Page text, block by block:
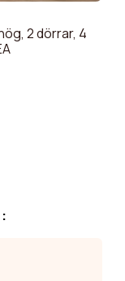
2 dörrar, 4